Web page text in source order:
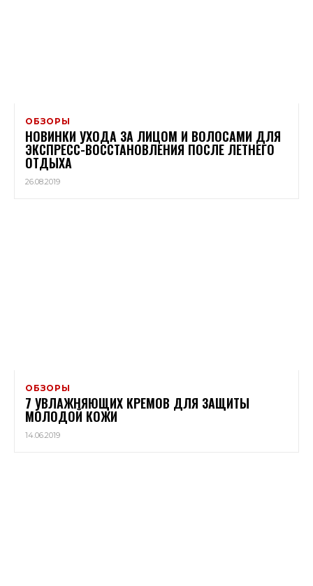
ОБЗОРЫ
НОВИНКИ УХОДА ЗА ЛИЦОМ И ВОЛОСАМИ ДЛЯ
ЭКСПРЕСС-ВОССТАНОВЛЕНИЯ ПОСЛЕ ЛЕТНЕГО
ОТДЫХА
26.08.2019
ОБЗОРЫ
7 УВЛАЖНЯЮЩИХ КРЕМОВ ДЛЯ ЗАЩИТЫ
МОЛОДОЙ КОЖИ
14.06.2019